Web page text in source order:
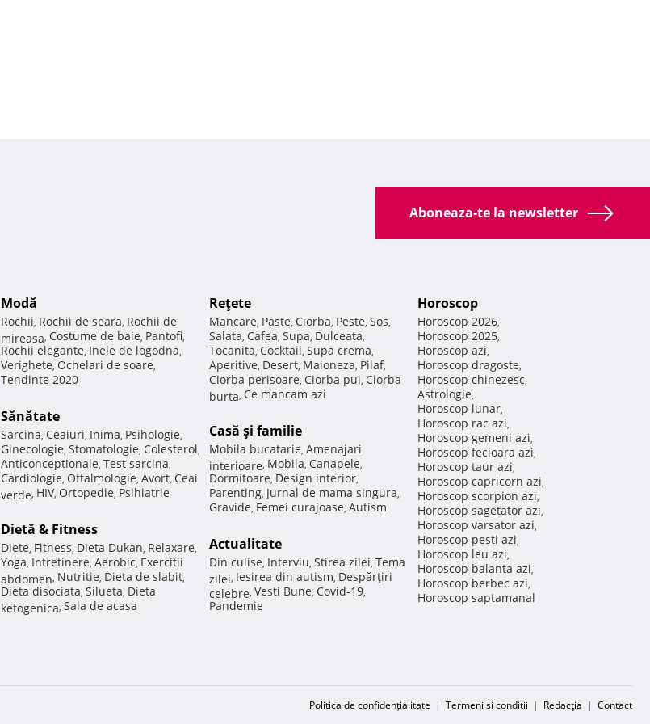
Aboneaza-te la newsletter
Modă
Rochii, Rochii de seara, Rochii de
mireasa, Costume de baie, Pantofi,
Rochii elegante, Inele de logodna,
Verighete, Ochelari de soare,
Tendinte 2020
Sănătate
Sarcina, Ceaiuri, Inima, Psihologie,
Ginecologie, Stomatologie, Colesterol,
Anticonceptionale, Test sarcina,
Cardiologie, Oftalmologie, Avort, Ceai
verde, HIV, Ortopedie, Psihiatrie
Dietă & Fitness
Diete, Fitness, Dieta Dukan, Relaxare,
Yoga, Intretinere, Aerobic, Exercitii
abdomen, Nutritie, Dieta de slabit,
Dieta disociata, Silueta, Dieta
ketogenica, Sala de acasa
Reţete
Mancare, Paste, Ciorba, Peste, Sos,
Salata, Cafea, Supa, Dulceata,
Tocanita, Cocktail, Supa crema,
Aperitive, Desert, Maioneza, Pilaf,
Ciorba perisoare, Ciorba pui, Ciorba
burta, Ce mancam azi
Casă şi familie
Mobila bucatarie, Amenajari
interioare, Mobila, Canapele,
Dormitoare, Design interior,
Parenting, Jurnal de mama singura,
Gravide, Femei curajoase, Autism
Actualitate
Din culise, Interviu, Stirea zilei, Tema
zilei, Iesirea din autism, Despărţiri
celebre, Vesti Bune, Covid-19,
Pandemie
Horoscop
Horoscop 2026,
Horoscop 2025,
Horoscop azi,
Horoscop dragoste,
Horoscop chinezesc,
Astrologie,
Horoscop lunar,
Horoscop rac azi,
Horoscop gemeni azi,
Horoscop fecioara azi,
Horoscop taur azi,
Horoscop capricorn azi,
Horoscop scorpion azi,
Horoscop sagetator azi,
Horoscop varsator azi,
Horoscop pesti azi,
Horoscop leu azi,
Horoscop balanta azi,
Horoscop berbec azi,
Horoscop saptamanal
Politica de confidențialitate | Termeni si conditii | Redacţia | Contact